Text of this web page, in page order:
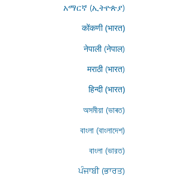
አማርኛ (ኢትዮጵያ)
कोंकणी (भारत)
नेपाली (नेपाल)
मराठी (भारत)
हिन्दी (भारत)
অসমীয়া (ভাৰত)
বাংলা (বাংলাদেশ)
বাংলা (ভারত)
ਪੰਜਾਬੀ (ਭਾਰਤ)